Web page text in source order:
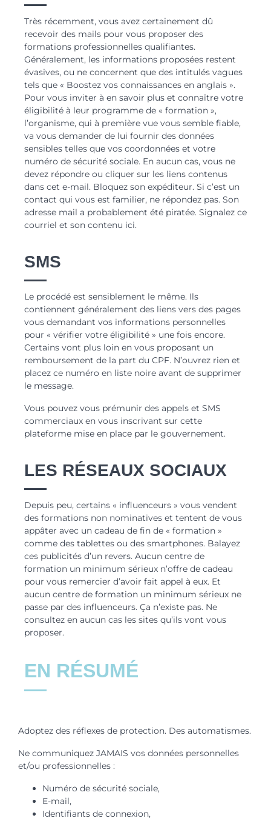
Très récemment, vous avez certainement dû
recevoir des mails pour vous proposer des
formations professionnelles qualifiantes.
Généralement, les informations proposées restent
évasives, ou ne concernent que des intitulés vagues
tels que « Boostez vos connaissances en anglais ».
Pour vous inviter à en savoir plus et connaître votre
éligibilité à leur programme de « formation »,
l’organisme, qui à première vue vous semble fiable,
va vous demander de lui fournir des données
sensibles telles que vos coordonnées et votre
numéro de sécurité sociale. En aucun cas, vous ne
devez répondre ou cliquer sur les liens contenus
dans cet e-mail. Bloquez son expéditeur. Si c’est un
contact qui vous est familier, ne répondez pas. Son
adresse mail a probablement été piratée. Signalez ce
courriel et son contenu ici.
SMS
Le procédé est sensiblement le même. Ils
contiennent généralement des liens vers des pages
vous demandant vos informations personnelles
pour « vérifier votre éligibilité » une fois encore.
Certains vont plus loin en vous proposant un
remboursement de la part du CPF. N’ouvrez rien et
placez ce numéro en liste noire avant de supprimer
le message.
Vous pouvez vous prémunir des appels et SMS
commerciaux en vous inscrivant sur cette
plateforme mise en place par le gouvernement.
LES RÉSEAUX SOCIAUX
Depuis peu, certains « influenceurs » vous vendent
des formations non nominatives et tentent de vous
appâter avec un cadeau de fin de « formation »
comme des tablettes ou des smartphones. Balayez
ces publicités d’un revers. Aucun centre de
formation un minimum sérieux n’offre de cadeau
pour vous remercier d’avoir fait appel à eux. Et
aucun centre de formation un minimum sérieux ne
passe par des influenceurs. Ça n’existe pas. Ne
consultez en aucun cas les sites qu’ils vont vous
proposer.
EN RÉSUMÉ
Adoptez des réflexes de protection. Des automatismes.
Ne communiquez JAMAIS vos données personnelles
et/ou professionnelles :
Numéro de sécurité sociale,
E-mail,
Identifiants de connexion,